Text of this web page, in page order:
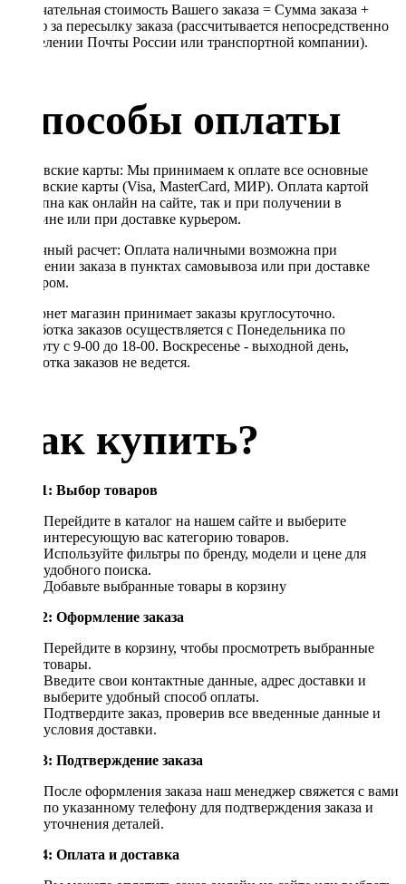
Окончательная стоимость Вашего заказа = Сумма заказа +
Тариф за пересылку заказа (рассчитывается непосредственно
в отделении Почты России или транспортной компании).
Способы оплаты
Банковские карты: Мы принимаем к оплате все основные
банковские карты (Visa, MasterCard, МИР). Оплата картой
доступна как онлайн на сайте, так и при получении в
магазине или при доставке курьером.
Наличный расчет: Оплата наличными возможна при
получении заказа в пунктах самовывоза или при доставке
курьером.
Интернет магазин принимает заказы круглосуточно.
Обработка заказов осуществляется с Понедельника по
Субботу с 9-00 до 18-00. Воскресенье - выходной день,
обработка заказов не ведется.
Как купить?
Шаг 1: Выбор товаров
Перейдите в каталог на нашем сайте и выберите
интересующую вас категорию товаров.
Используйте фильтры по бренду, модели и цене для
удобного поиска.
Добавьте выбранные товары в корзину
Шаг 2: Оформление заказа
Перейдите в корзину, чтобы просмотреть выбранные
товары.
Введите свои контактные данные, адрес доставки и
выберите удобный способ оплаты.
Подтвердите заказ, проверив все введенные данные и
условия доставки.
Шаг 3: Подтверждение заказа
После оформления заказа наш менеджер свяжется с вами
по указанному телефону для подтверждения заказа и
уточнения деталей.
Шаг 4: Оплата и доставка